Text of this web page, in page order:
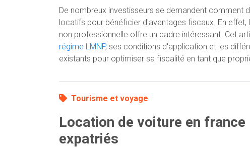
De nombreux investisseurs se demandent comment
locatifs pour bénéficier d'avantages fiscaux. En effet,
non professionnelle offre un cadre intéressant. Cet
régime LMNP, ses conditions d'application et les
existants pour optimiser sa fiscalité en tant que
Tourisme et voyage
Location de voiture en france
expatriés